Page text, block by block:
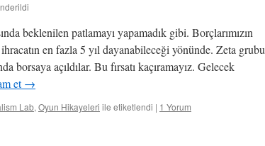
beklenilen patlamayı yapamadık gibi. Borçlarımızın
en fazla 5 yıl dayanabileceği yönünde. Zeta grubu
borsaya açıldılar. Bu fırsatı kaçıramayız. Gelecek
et→
Lab, Oyun Hikayeleri ile etiketlendi | 1 Yorum